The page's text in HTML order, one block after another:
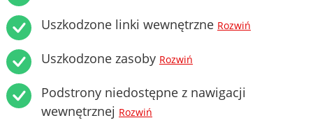
Uszkodzone linki wewnętrzne Rozwiń
Uszkodzone zasoby Rozwiń
Podstrony niedostępne z nawigacji
wewnętrznej Rozwiń